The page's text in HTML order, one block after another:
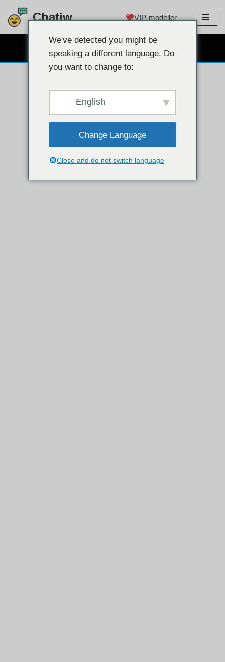
Hopp
Chatiw VIP-modeller
We've detected you might be
speaking a different language. Do
you want to change to:
English
Change Language
Close and do not switch language